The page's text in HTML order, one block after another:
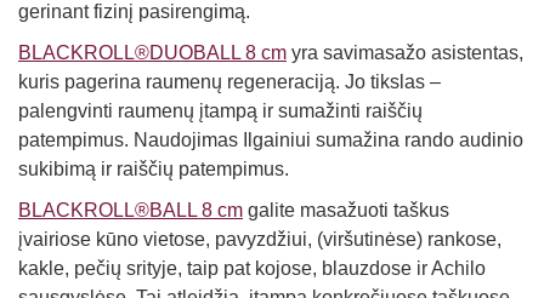
gerinant fizinį pasirengimą.
BLACKROLL®DUOBALL 8 cm yra savimasažo asistentas,
kuris pagerina raumenų regeneraciją. Jo tikslas –
palengvinti raumenų įtampą ir sumažinti raiščių
patempimus. Naudojimas Ilgainiui sumažina rando audinio
sukibimą ir raiščių patempimus.
BLACKROLL®BALL 8 cm galite masažuoti taškus
įvairiose kūno vietose, pavyzdžiui, (viršutinėse) rankose,
kakle, pečių srityje, taip pat kojose, blauzdose ir Achilo